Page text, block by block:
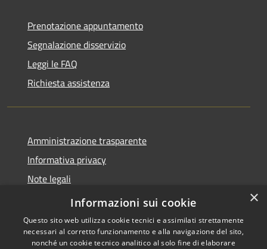
Prenotazione appuntamento
Segnalazione disservizio
Leggi le FAQ
Richiesta assistenza
Amministrazione trasparente
Informativa privacy
Note legali
Dichiarazione di accessibilità
×
Informazioni sui cookie
Questo sito web utilizza cookie tecnici e assimilati strettamente
necessari al corretto funzionamento e alla navigazione del sito,
nonché un cookie tecnico analitico al solo fine di elaborare